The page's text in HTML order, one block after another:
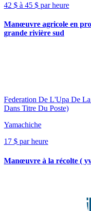
42 $ à 45 $ par heure
Manœuvre agricole en
grande rivière sud
Federation De L'Upa De
Dans Titre Du Poste)
Yamachiche
17 $ par heure
Manœuvre à la récolte (